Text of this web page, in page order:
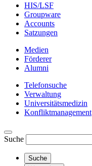
HIS/LSF
Groupware
Accounts
Satzungen
Medien
Förderer
Alumni
Telefonsuche
Verwaltung
Universitätsmedizin
Konfliktmanagement
Suche
Suche